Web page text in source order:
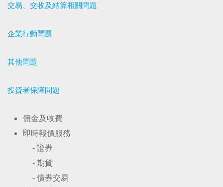
交易、交收及結算相關問題
企業行動問題
其他問題
投資者保障問題
佣金及收費
即時報價服務
- 證券
- 期貨
- 債券交易